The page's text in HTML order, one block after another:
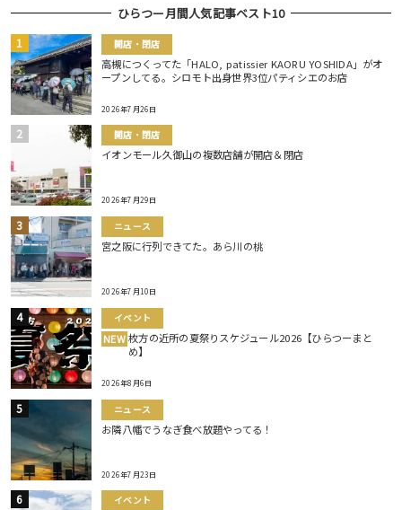
ひらつー月間人気記事ベスト10
開店・閉店
高槻につくってた「HALO, patissier KAORU YOSHIDA」がオ
ープンしてる。シロモト出身世界3位パティシエのお店
2026年7月26日
開店・閉店
イオンモール久御山の複数店舗が開店＆閉店
2026年7月29日
ニュース
宮之阪に行列できてた。あら川の桃
2026年7月10日
イベント
NEW 枚方の近所の夏祭りスケジュール2026【ひらつーまと
め】
2026年8月6日
ニュース
お隣八幡でうなぎ食べ放題やってる！
2026年7月23日
イベント